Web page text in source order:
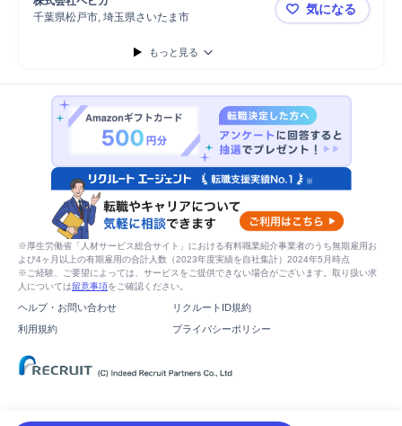
千葉県松戸市, 埼玉県さいたま市
【動物看護
気になる
もっと見る
※厚生労働省「人材サービス総合サイト」における有料職業紹介事業者のうち無期雇用お
よび4ヶ月以上の有期雇用の合計人数（2023年度実績を自社集計）2024年5月時点
※ご経験、ご要望によっては、サービスをご提供できない場合がございます。取り扱い求
人については留意事項をご確認ください。
ヘルプ・お問い合わせ
リクルートID規約
利用規約
プライバシーポリシー